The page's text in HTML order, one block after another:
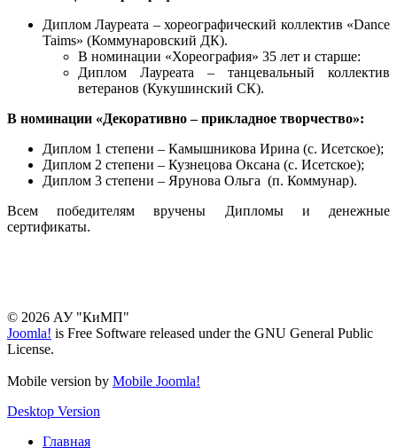
Диплом Лауреата – хореографический коллектив «Dance
Taims» (Коммунаровский ДК).
В номинации «Хореография» 35 лет и старше:
Диплом Лауреата – танцевальный коллектив
ветеранов (Кукушинский СК).
В номинации «Декоративно – прикладное творчество»:
Диплом 1 степени – Камышникова Ирина (с. Исетское);
Диплом 2 степени – Кузнецова Оксана (с. Исетское);
Диплом 3 степени – Ярунова Ольга (п. Коммунар).
Всем победителям вручены Дипломы и денежные
сертификаты.
© 2026 АУ "КиМП"
Joomla! is Free Software released under the GNU General Public
License.
Mobile version by Mobile Joomla!
Desktop Version
Главная